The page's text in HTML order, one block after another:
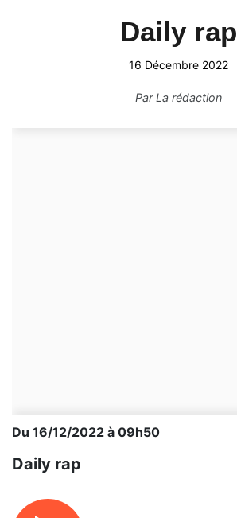
Daily rap
16 Décembre 2022
ParLa rédaction
Du 16/12/2022 à 09h50
Daily rap